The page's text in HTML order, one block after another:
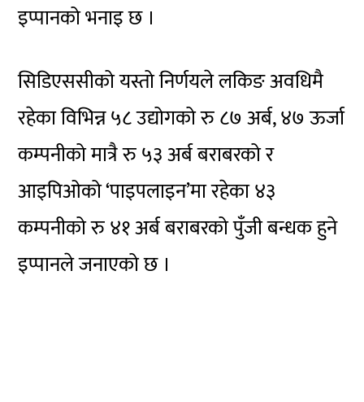
इप्पानको भनाइ छ ।
सिडिएससीकोयस्तो निर्णयले लकिङ अवधिमै
रहेका विभिन्न ५८ उद्योगको रु ८७ अर्ब, ४७ ऊर्जा
कम्पनीको मात्रै रु ५३ अर्ब बराबरको र
आइपिओको ‘पाइपलाइन’मा रहेका ४३
कम्पनीको रु ४१ अर्ब बराबरको पुँजी बन्धक हुने
इप्पानले जनाएको छ ।